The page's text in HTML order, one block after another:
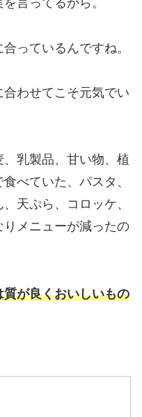
言ってるから。
っているんですね。
わせてこそ元気でい
乳製品、甘い物、植
べていた、パスタ、
天ぷら、コロッケ、
メニューが減ったの
が良くおいしいもの